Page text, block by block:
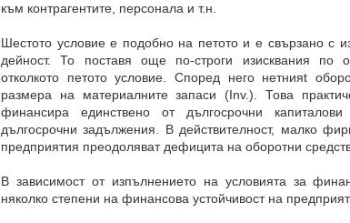
към контрагентите, персонала и т.н.
Шестото условие е подобно на петото и е свързано с
дейност. То поставя още по-строги изисквания по
отколкото петото условие. Според него нетнияt
размера на материалните запаси (Inv.). Това
финансира единствено от дългосрочни
дългосрочни задължения. В действителност, малко
предприятия преодоляват дефицита на оборотни
В зависимост от изпълнението на условията за
няколко степени на финансова устойчивост на